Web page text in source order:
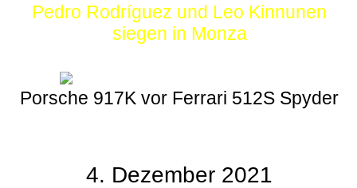
Pedro Rodríguez und Leo Kinnunen
siegen in Monza
Porsche 917K vor Ferrari 512S Spyder
4. Dezember 2021